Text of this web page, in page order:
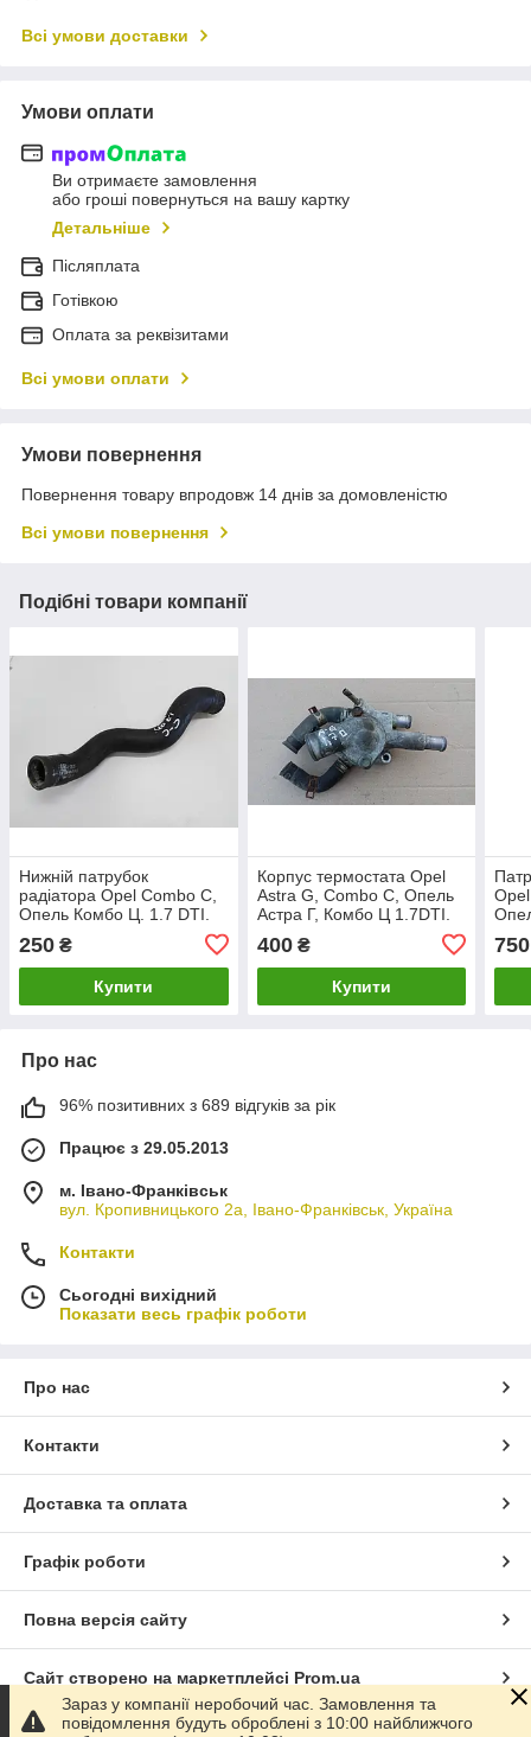
Всі умови доставки
Умови оплати
Ви отримаєте замовлення
або гроші повернуться на вашу картку
Детальніше
Післяплата
Готівкою
Оплата за реквізитами
Всі умови оплати
Умови повернення
Повернення товару впродовж 14 днів за домовленістю
Всі умови повернення
Подібні товари компанії
Нижній патрубок
радіатора Opel Combo C,
Опель Комбо Ц. 1.7 DTI.
250 ₴
Купити
Корпус термостата Opel
Astra G, Combo C, Опель
Астра Г, Комбо Ц 1.7DTI.
400₴
Купити
750
Про нас
96% позитивних з 689 відгуків за рік
Працює з 29.05.2013
м. Івано-Франківськ
вул. Кропивницького 2а, Івано-Франківськ, Україна
Контакти
Сьогодні вихідний
Показати весь графік роботи
Про нас
Контакти
Доставка та оплата
Графік роботи
Повна версія сайту
Сайт створено на маркетплейсі Prom.ua
Зараз у компанії неробочий час. Замовлення та
повідомлення будуть оброблені з 10:00 найближчого